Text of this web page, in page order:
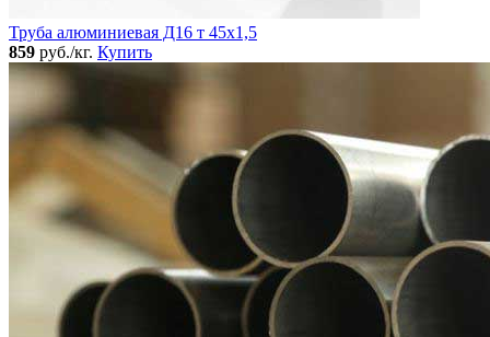
Труба алюминиевая Д16 т 45х1,5
859 руб./кг. Купить